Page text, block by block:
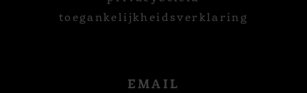
toegankelijkheidsverklaring
EMAIL